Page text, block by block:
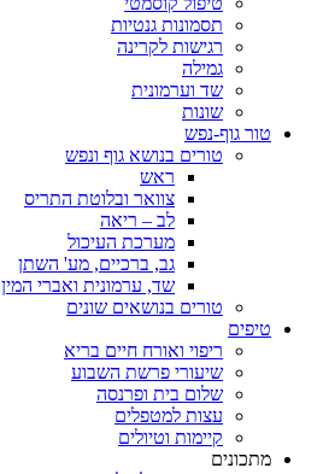
תסמונות גנטיות
רגישות לקרינה
גמילה
שד וערמונית
שונות
טור גוף-נפש
טורים בנושא גוף ונפש
ראש
צוואר ובלוטת התריס
לב – ריאה
מערכת העיכול
גב, ברכיים, מע' השתן
שד, ערמונית ואברי המין
טורים בנושאים שונים
טיפים
ריפוי ואורח חיים בריא
שיעורי פרשת השבוע
שלום בית ופרנסה
עצות למטפלים
קיימות וטיולים
מתכונים